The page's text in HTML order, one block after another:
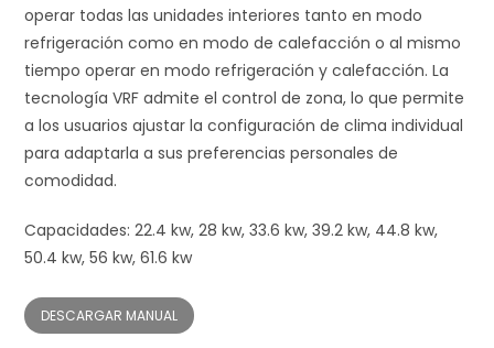
operar todas las unidades interiores tanto en modo
refrigeración como en modo de calefacción o al mismo
tiempo operar en modo refrigeración y calefacción. La
tecnología VRF admite el control de zona, lo que permite
a los usuarios ajustar la configuración de clima individual
para adaptarla a sus preferencias personales de
comodidad.
Capacidades: 22.4 kw, 28 kw, 33.6 kw, 39.2 kw, 44.8 kw,
50.4 kw, 56 kw, 61.6 kw
DESCARGAR MANUAL